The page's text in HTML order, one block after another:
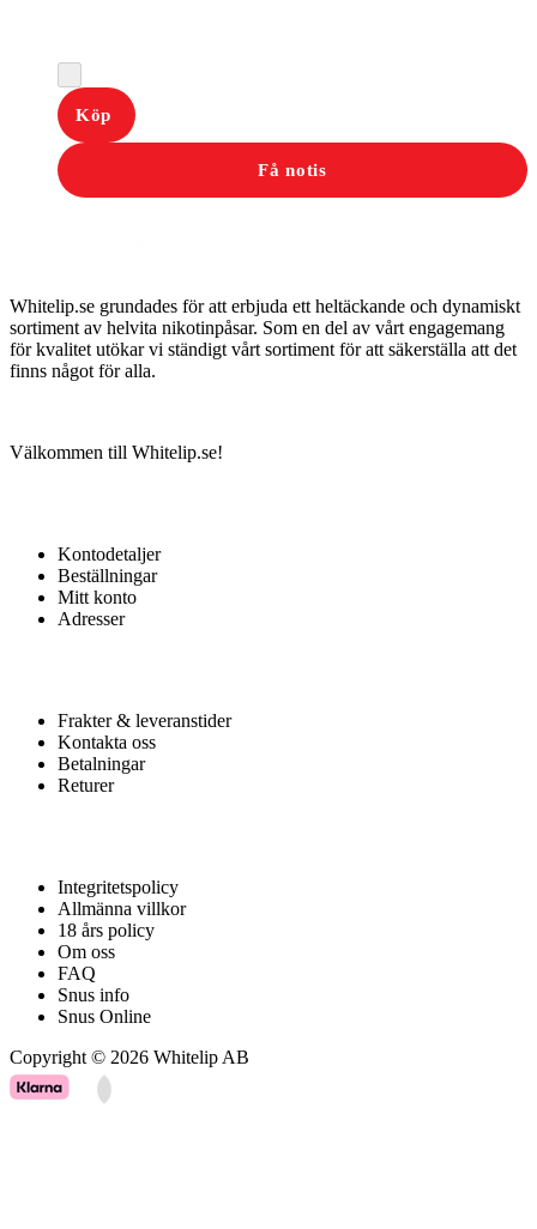
Köp
Få notis
Whitelip.se grundades för att erbjuda ett heltäckande och dynamiskt
sortiment av helvita nikotinpåsar. Som en del av vårt engagemang
för kvalitet utökar vi ständigt vårt sortiment för att säkerställa att det
finns något för alla.
Välkommen till Whitelip.se!
Kontodetaljer
Beställningar
Mitt konto
Adresser
Frakter & leveranstider
Kontakta oss
Betalningar
Returer
Integritetspolicy
Allmänna villkor
18 års policy
Om oss
FAQ
Snus info
Snus Online
Copyright © 2026 Whitelip AB